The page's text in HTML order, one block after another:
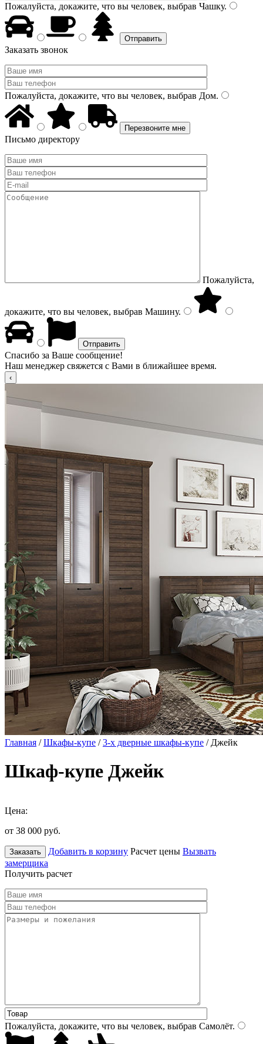
Пожалуйста, докажите, что вы человек, выбрав Чашку.
Заказать звонок
Пожалуйста, докажите, что вы человек, выбрав Дом.
Письмо директору
Пожалуйста,
докажите, что вы человек, выбрав Машину.
Спасибо за Ваше сообщение!
Наш менеджер свяжется с Вами в ближайшее время.
Главная /Шкафы-купе /3-х дверные шкафы-купе / Джейк
Шкаф-купе Джейк
Цена:
от 38 000 руб.
Заказать Добавить в корзину Расчет цены Вызвать
замерщика
Получить расчет
Пожалуйста, докажите, что вы человек, выбрав Самолёт.